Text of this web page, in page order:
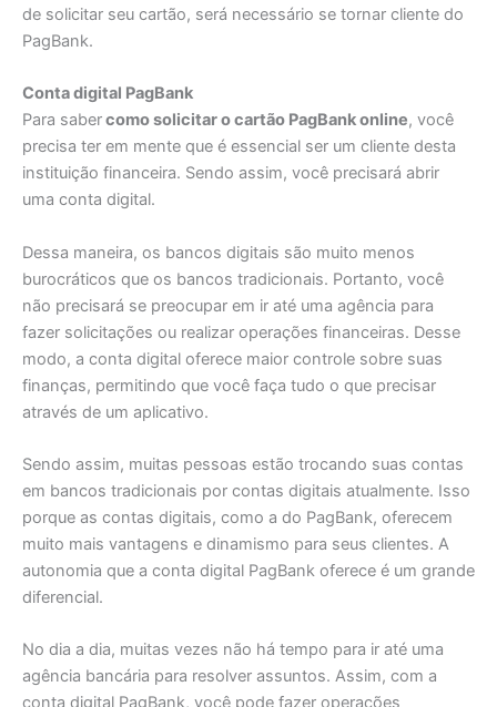
de solicitar seu cartão, será necessário se tornar cliente do
PagBank.
Conta digital PagBank
Para sabercomo solicitar o cartão PagBank online, você
precisa ter em mente que é essencial ser um cliente desta
instituição financeira. Sendo assim, você precisará abrir
uma conta digital.
Dessa maneira, os bancos digitais são muito menos
burocráticos que os bancos tradicionais. Portanto, você
não precisará se preocupar em ir até uma agência para
fazer solicitações ou realizar operações financeiras. Desse
modo, a conta digital oferece maior controle sobre suas
finanças, permitindo que você faça tudo o que precisar
através de um aplicativo.
Sendo assim, muitas pessoas estão trocando suas contas
em bancos tradicionais por contas digitais atualmente. Isso
porque as contas digitais, como a do PagBank, oferecem
muito mais vantagens e dinamismo para seus clientes. A
autonomia que a conta digital PagBank oferece é um grande
diferencial.
No dia a dia, muitas vezes não há tempo para ir até uma
agência bancária para resolver assuntos. Assim, com a